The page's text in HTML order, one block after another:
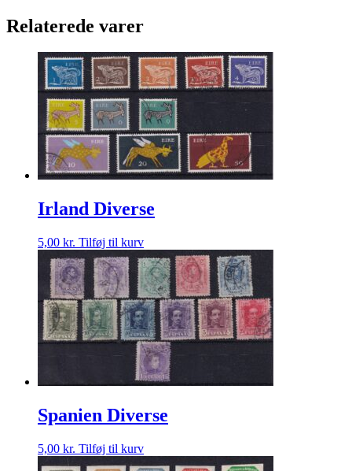
antal
Relaterede varer
Irland Diverse
5,00 kr. Tilføj til kurv
Spanien Diverse
5,00 kr. Tilføj til kurv